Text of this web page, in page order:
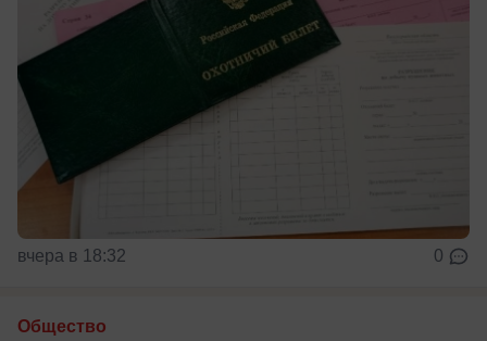
вчера в 18:32 0
Общество